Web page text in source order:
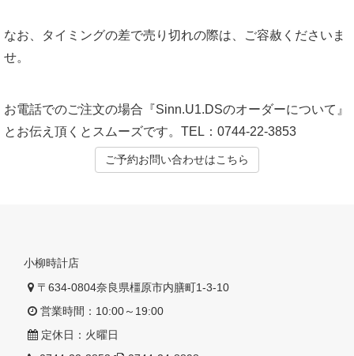
なお、タイミングの差で売り切れの際は、ご容赦くださいま
せ。
お電話でのご注文の場合『Sinn.U1.DSのオーダーについて』
とお伝え頂くとスムーズです。TEL：0744-22-3853
ご予約お問い合わせはこちら
小柳時計店
〒634-0804奈良県橿原市内膳町1-3-10
営業時間：10:00～19:00
定休日：火曜日